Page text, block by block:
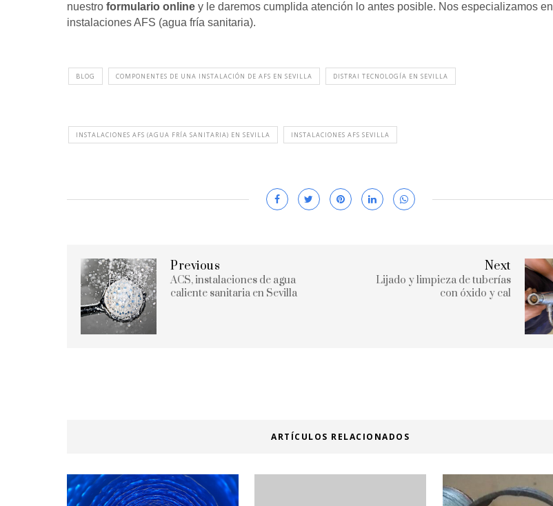
nuestro formulario online y le daremos cumplida atención lo antes posible. Nos especializamos en
instalaciones AFS (agua fría sanitaria).
BLOG COMPONENTES DE UNA INSTALACIÓN DE AFS EN SEVILLA DISTRAI TECNOLOGÍA EN SEVILLA
INSTALACIONES AFS (AGUA FRÍA SANITARIA) EN SEVILLA INSTALACIONES AFS SEVILLA
Next
Lijado y limpieza de tuberías
con óxido y cal
Previous
ACS, instalaciones de agua
caliente sanitaria en Sevilla
ARTÍCULOS RELACIONADOS